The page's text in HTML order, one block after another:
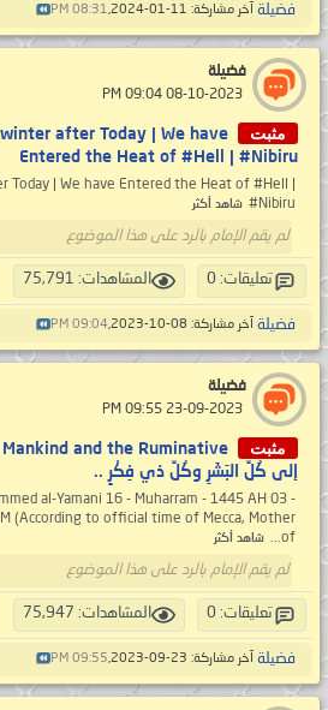
فضيلة آخر مشاركة: 11-01-2024, 08:31 PM
فضيلة
مثبت
after Today | We have
Entered the Heat of #Hell | #Nibiru
Today | We have Entered the Heat of #Hell |
#Nibiru شاهد أكثر
لم يقم الإمام بالرد على هذا الموضوع
تعليقات: 0 المشاهدات: 75,791
فضيلة آخر مشاركة: 08-10-2023, 09:04 PM
فضيلة
مثبت
إلى كُلِّ البَشَرِ وكُلِّ ذي فِكْرٍ ..
al-Yamani 16 - Muharram - 1445 AH 03 -
(According to official time of Mecca, Mother
of...
شاهد أكثر
لم يقم الإمام بالرد على هذا الموضوع
تعليقات: 0 المشاهدات: 75,947
فضيلة آخر مشاركة: 23-09-2023, 09:55 PM